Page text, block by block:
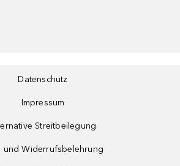
Datenschutz
Impressum
Streitbeilegung
und Widerrufsbelehrung